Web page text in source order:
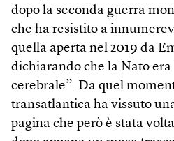
dopo la seconda guerra
che ha resistito a
quella aperta nel 2019 da
dichiarando che la Nato
cerebrale”. Da quel
transatlantica ha vissuto
pagina che però è stata